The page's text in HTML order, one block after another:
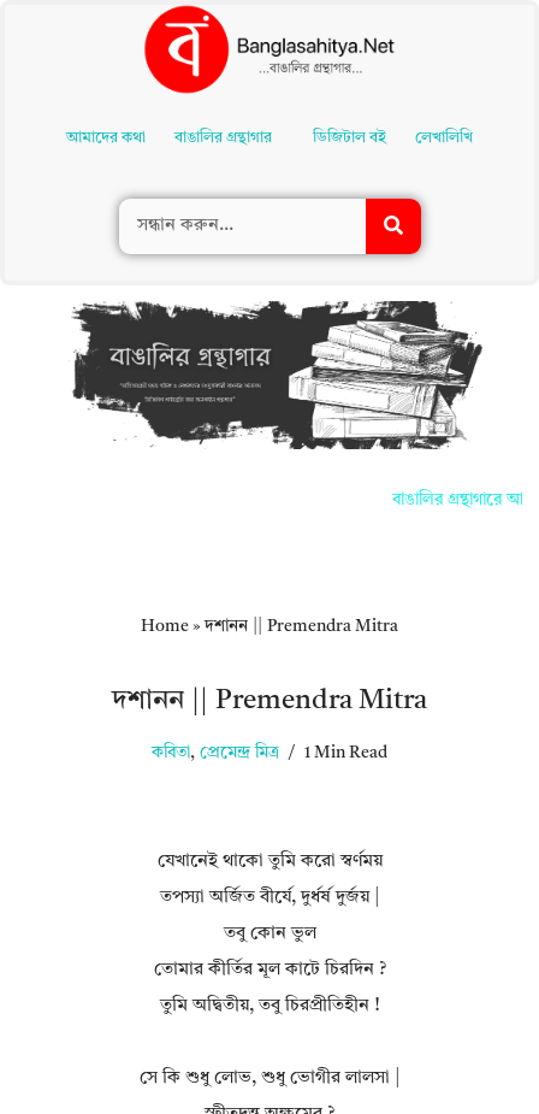
Contentআমাদের কথা বাঙালির গ্রন্থাগার ডিজিটাল বই লেখালিখি
বাঙালির গ্রন্থাগারে
Home »দশানন || Premendra Mitra
দশানন || Premendra Mitra
কবিতা, প্রেমেন্দ্র মিত্র 1 Min Read
যেখানেই থাকো তুমি করো স্বর্ণময়
তপস্যা অর্জিত বীর্যে, দুর্ধর্ষ দুর্জয় |
তবু কোন ভুল
তোমার কীর্তির মূল কাটে চিরদিন ?
তুমি অদ্বিতীয়, তবু চিরপ্রীতিহীন !
সে কি শুধু লোভ, শুধু ভোগীর লালসা |